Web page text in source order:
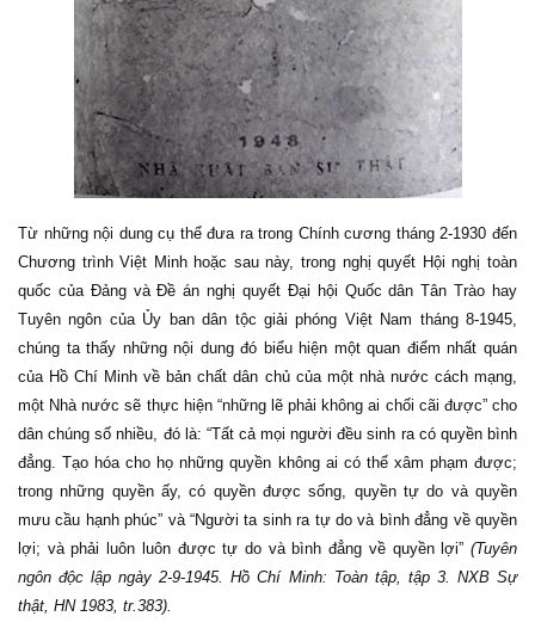
Từ những nội dung cụ thể đưa ra trong Chính cương tháng 2-1930 đến
Chương trình Việt Minh hoặc sau này, trong nghị quyết Hội nghị toàn
quốc của Đảng và Đề án nghị quyết Đại hội Quốc dân Tân Trào hay
Tuyên ngôn của Ủy ban dân tộc giải phóng Việt Nam tháng 8-1945,
chúng ta thấy những nội dung đó biểu hiện một quan điểm nhất quán
của Hồ Chí Minh về bản chất dân chủ của một nhà nước cách mạng,
một Nhà nước sẽ thực hiện “những lẽ phải không ai chối cãi được” cho
dân chúng số nhiều, đó là: “Tất cả mọi người đều sinh ra có quyền bình
đẳng. Tạo hóa cho họ những quyền không ai có thể xâm phạm được;
trong những quyền ấy, có quyền được sống, quyền tự do và quyền
mưu cầu hạnh phúc” và “Người ta sinh ra tự do và bình đẳng về quyền
lợi; và phải luôn luôn được tự do và bình đẳng về quyền lợi” (Tuyên
ngôn độc lập ngày 2-9-1945. Hồ Chí Minh: Toàn tập, tập 3. NXB Sự
thật, HN 1983, tr.383).